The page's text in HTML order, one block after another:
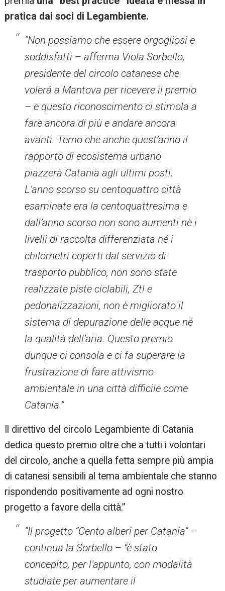
pratica dai soci di Legambiente.
“Non possiamo che essere orgogliosi e
soddisfatti – afferma Viola Sorbello,
presidente del circolo catanese che
volerá a Mantova per ricevere il premio
– e questo riconoscimento ci stimola a
fare ancora di più e andare ancora
avanti. Temo che anche quest’anno il
rapporto di ecosistema urbano
piazzerà Catania agli ultimi posti.
L’anno scorso su centoquattro città
esaminate era la centoquattresima e
dall’anno scorso non sono aumenti nè i
livelli di raccolta differenziata né i
chilometri coperti dal servizio di
trasporto pubblico, non sono state
realizzate piste ciclabili, Ztl e
pedonalizzazioni, non è migliorato il
sistema di depurazione delle acque né
la qualità dell’aria. Questo premio
dunque ci consola e ci fa superare la
frustrazione di fare attivismo
ambientale in una città difficile come
Catania.”
Il direttivo del circolo Legambiente di Catania
dedica questo premio oltre che a tutti i volontari
del circolo, anche a quella fetta sempre più ampia
di catanesi sensibili al tema ambientale che stanno
rispondendo positivamente ad ogni nostro
progetto a favore della città.”
“Il progetto “Cento alberi per Catania” –
continua la Sorbello – “è stato
concepito, per l’appunto, con modalità
studiate per aumentare il